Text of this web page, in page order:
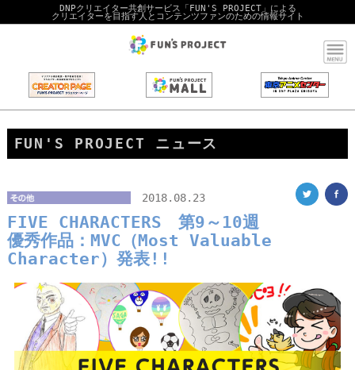
DNPクリエイター共創サービス「FUN'S PROJECT」による
クリエイターを目指す人とコンテンツファンのための情報サイト
FUN'S PROJECT ニュース
2018.08.23
FIVE CHARACTERS 第9～10週
優秀作品：MVC（Most Valuable
Character）発表!!